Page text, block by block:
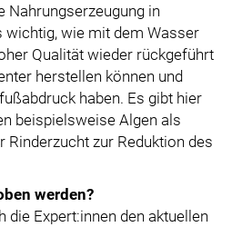
Nahrungserzeugung in
wichtig, wie mit dem Wasser
Qualität wieder rückgeführt
herstellen können und
haben. Es gibt hier
beispielsweise Algen als
zur Reduktion des
werden?
Expert:innen den aktuellen